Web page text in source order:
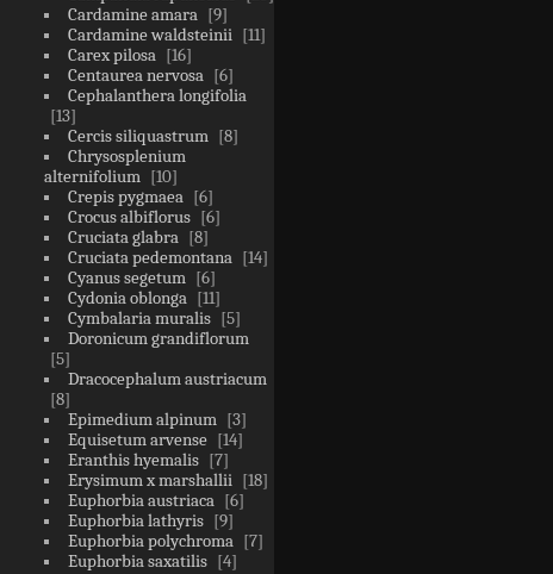
Cardamine amara
9
Cardamine waldsteinii
11
Carex pilosa
16
Centaurea nervosa
6
Cephalanthera longifolia
13
Cercis siliquastrum
8
Chrysosplenium
alternifolium
10
Crepis pygmaea
6
Crocus albiflorus
6
Cruciata glabra
8
Cruciata pedemontana
14
Cyanus segetum
6
Cydonia oblonga
11
Cymbalaria muralis
5
Doronicum grandiflorum
5
Dracocephalum austriacum
8
Epimedium alpinum
3
Equisetum arvense
14
Eranthis hyemalis
7
Erysimum x marshallii
18
Euphorbia austriaca
6
Euphorbia lathyris
9
Euphorbia polychroma
7
Euphorbia saxatilis
4